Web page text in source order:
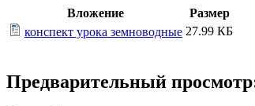
Вложение
Размер
конспект урока земноводные 27.99 КБ
Предварительный